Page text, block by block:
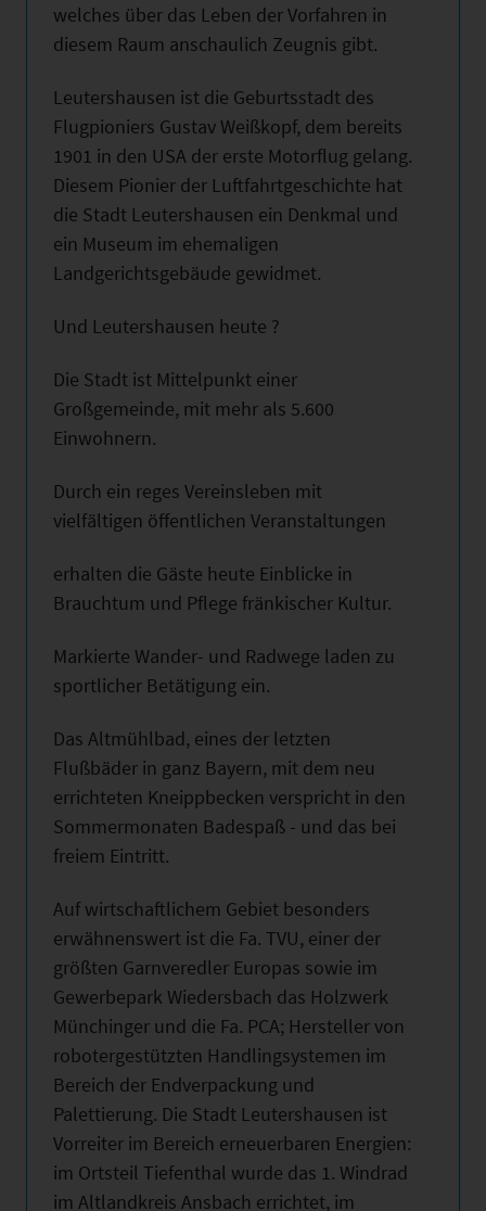
welches über das Leben der Vorfahren in
diesem Raum anschaulich Zeugnis gibt.
Leutershausen ist die Geburtsstadt des
Flugpioniers Gustav Weißkopf, dem bereits
1901 in den USA der erste Motorflug gelang.
Diesem Pionier der Luftfahrtgeschichte hat
die Stadt Leutershausen ein Denkmal und
ein Museum im ehemaligen
Landgerichtsgebäude gewidmet.
Und Leutershausen heute ?
Die Stadt ist Mittelpunkt einer
Großgemeinde, mit mehr als 5.600
Einwohnern.
Durch ein reges Vereinsleben mit
vielfältigen öffentlichen Veranstaltungen
erhalten die Gäste heute Einblicke in
Brauchtum und Pflege fränkischer Kultur.
Markierte Wander- und Radwege laden zu
sportlicher Betätigung ein.
Das Altmühlbad, eines der letzten
Flußbäder in ganz Bayern, mit dem neu
errichteten Kneippbecken verspricht in den
Sommermonaten Badespaß - und das bei
freiem Eintritt.
Auf wirtschaftlichem Gebiet besonders
erwähnenswert ist die Fa. TVU, einer der
größten Garnveredler Europas sowie im
Gewerbepark Wiedersbach das Holzwerk
Münchinger und die Fa. PCA; Hersteller von
robotergestützten Handlingsystemen im
Bereich der Endverpackung und
Palettierung. Die Stadt Leutershausen ist
Vorreiter im Bereich erneuerbaren Energien:
im Ortsteil Tiefenthal wurde das 1. Windrad
im Altlandkreis Ansbach errichtet, im